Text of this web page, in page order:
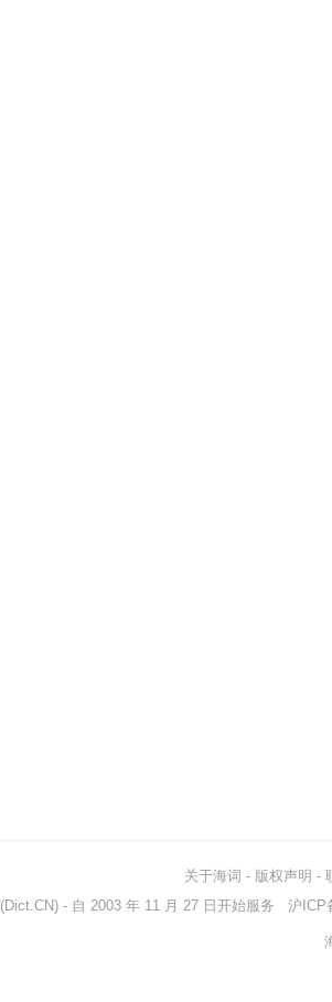
关于海词 - 版权声明 -
(Dict.CN) - 自 2003 年 11 月 27 日开始服务 沪ICP